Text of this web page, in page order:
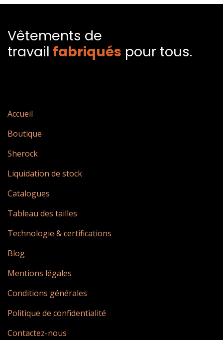
Vêtements de
travail fabriqués​ pour tous.
Accueil
Boutique
Sherock
Liquidation de stock
Catalogues
Tableau des tailles
Technologie & certifications
Blog
Mentions légales
Conditions générales
Politique de confidentialité
Contactez-nous